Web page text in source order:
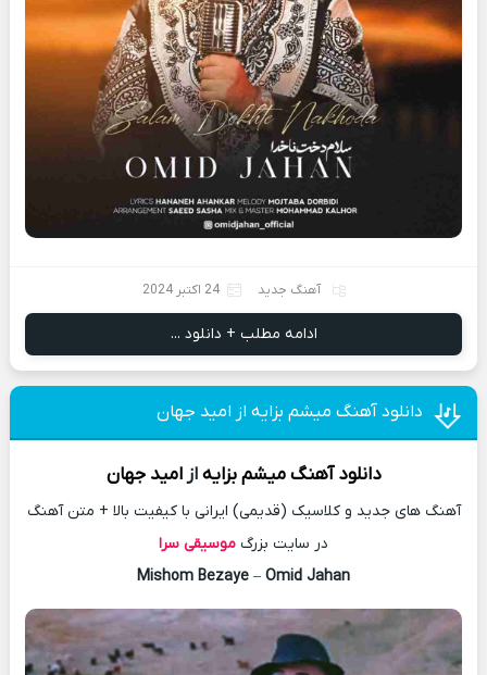
آهنگ جدید 24 اکتبر 2024
ادامه مطلب + دانلود ...
دانلود آهنگ میشم بزایه از امید جهان
دانلود آهنگ میشم بزایه ازامید جهان
آهنگ های جدید و کلاسیک (قدیمی) ایرانی با کیفیت بالا + متن آهنگ
در سایت بزرگ موسیقی سرا
Mishom Bezaye – Omid Jahan